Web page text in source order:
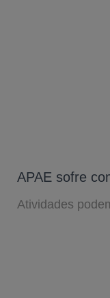
APAE sofre
Atividades